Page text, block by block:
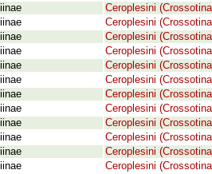
Ceroplesini
Ceroplesini
Ceroplesini
Ceroplesini
Ceroplesini
Ceroplesini
Ceroplesini
Ceroplesini
Ceroplesini
Ceroplesini
Ceroplesini
Ceroplesini